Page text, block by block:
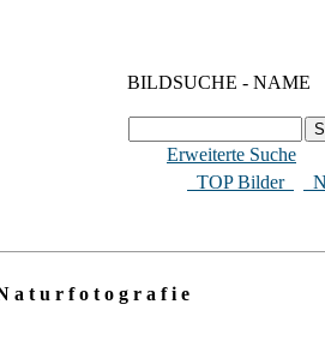
BILDSUCHE -
Erweiterte Suche
​ TOP Bilder
a t u r f o t o g r a f i e